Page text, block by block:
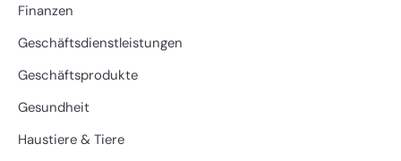
Finanzen
Geschäftsdienstleistungen
Geschäftsprodukte
Gesundheit
Haustiere & Tiere